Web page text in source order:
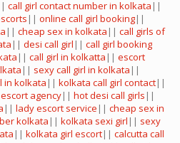
call girl contact number in kolkata ||
|| online call girl booking||
|| cheap sex in kolkata || call girls of
|| desi call girl || call girl booking
|| call girl in kolkatta || escort
|| sexy call girl in kolkata ||
in kolkata || kolkata call girl contact||
agency|| hot desi call girls ||
|| lady escort service || cheap sex in
kolkata || kolkata sexi girl || sexy
|| kolkata girl escort|| calcutta call